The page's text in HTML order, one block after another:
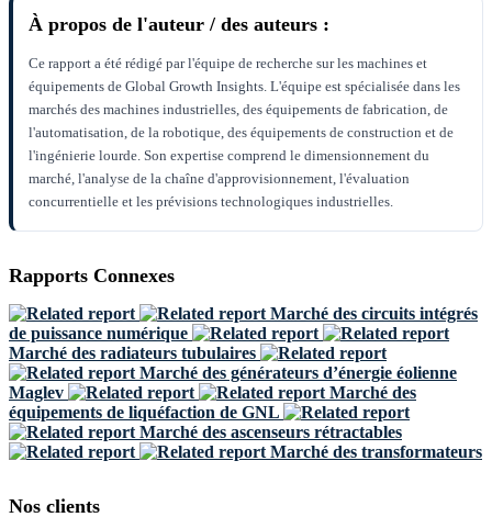
À propos de l'auteur / des auteurs :
Ce rapport a été rédigé par l'équipe de recherche sur les machines et
équipements de Global Growth Insights. L'équipe est spécialisée dans les
marchés des machines industrielles, des équipements de fabrication, de
l'automatisation, de la robotique, des équipements de construction et de
l'ingénierie lourde. Son expertise comprend le dimensionnement du
marché, l'analyse de la chaîne d'approvisionnement, l'évaluation
concurrentielle et les prévisions technologiques industrielles.
Rapports Connexes
Marché des circuits intégrés
de puissance numérique
Marché des radiateurs tubulaires
Marché des générateurs d’énergie éolienne
Maglev
Marché des
équipements de liquéfaction de GNL
Marché des ascenseurs rétractables
Marché des transformateurs
Nos clients